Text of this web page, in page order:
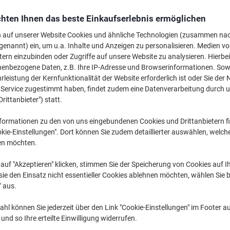
€ 10,59 pro Pack
€ 12,71 inkl. USt
Menge exkl. USt
1-2 € 11,79
5+ Pack € 10,59 -10%
Menge
Lieferinformationen
Ihnen das beste Einkaufserlebnis ermöglichen
auf unserer Website Cookies und ähnliche Technologien (zusammen
ein, um u.a. Inhalte und Anzeigen zu personalisieren. Medien
einzubinden oder Zugriffe auf unsere Website zu analysieren.
Daten, z.B. Ihre IP-Adresse und Browserinformationen.
der Kernfunktionalität der Website erforderlich ist oder Sie der
zugestimmt haben, findet zudem eine Datenverarbeitung durch
statt.
zu den von uns eingebundenen Cookies und Drittanbietern
Einstellungen". Dort können Sie zudem detaillierter auswählen,
möchten.
"Akzeptieren" klicken, stimmen Sie der Speicherung von Cookies auf
den Einsatz nicht essentieller Cookies ablehnen möchten, wählen Sie
aus.
können Sie jederzeit über den Link "Cookie-Einstellungen" im Footer
so Ihre erteilte Einwilligung widerrufen.